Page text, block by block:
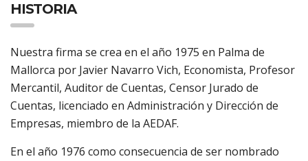
HISTORIA
Nuestra firma se crea en el año 1975 en Palma de
Mallorca por Javier Navarro Vich, Economista, Profesor
Mercantil, Auditor de Cuentas, Censor Jurado de
Cuentas, licenciado en Administración y Dirección de
Empresas, miembro de la AEDAF.
En el año 1976 como consecuencia de ser nombrado